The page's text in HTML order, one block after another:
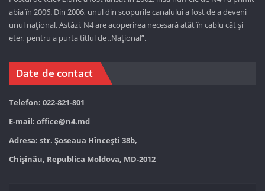
abia în 2006. Din 2006, unul din scopurile canalului a fost de a deveni
unul național. Astăzi, N4 are acoperirea necesară atât în cablu cât și
eter, pentru a purta titlul de „Național”.
Date de contact
Telefon: 022-821-801
E-mail: office@n4.md
Adresa: str. Șoseaua Hînceşti 38b,
Chișinău, Republica Moldova, MD-2012